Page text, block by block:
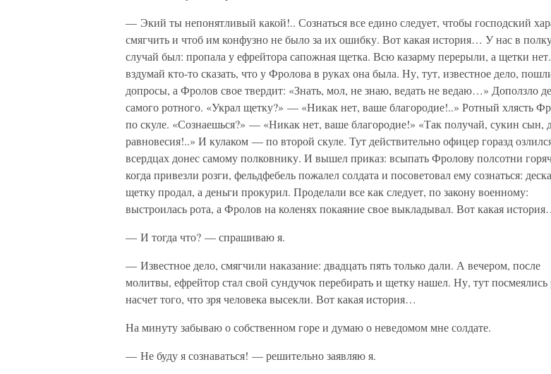
— Экий ты непонятливый какой!.. Сознаться все едино следует, чтобы господский
смягчить и чтоб им конфузно не было за их ошибку. Вот какая история… У нас в
случай был: пропала у ефрейтора сапожная щетка. Всю казарму перерыли, а щетки
вздумай кто-то сказать, что у Фролова в руках она была. Ну, тут, известное дело,
допросы, а Фролов свое твердит: «Знать, мол, не знаю, ведать не ведаю…» Доползло
самого ротного. «Украл щетку?» — «Никак нет, ваше благородие!..» Ротный хлясть
по скуле. «Сознаешься?» — «Никак нет, ваше благородие!» «Так получай, сукин сын,
равновесия!..» И кулаком — по второй скуле. Тут действительно офицер горазд
всердцах донес самому полковнику. И вышел приказ: всыпать Фролову полсотни
когда привезли розги, фельдфебель пожалел солдата и посоветовал ему сознаться:
щетку продал, а деньги прокурил. Проделали все как следует, по закону военному:
выстроилась рота, а Фролов на коленях покаяние свое выкладывал. Вот какая
— И тогда что? — спрашиваю я.
— Известное дело, смягчили наказание: двадцать пять только дали. А вечером, после
молитвы, ефрейтор стал свой сундучок перебирать и щетку нашел. Ну, тут посмеялись
насчет того, что зря человека высекли. Вот какая история…
На минуту забываю о собственном горе и думаю о неведомом мне солдате.
— Не буду я сознаваться! — решительно заявляю я.